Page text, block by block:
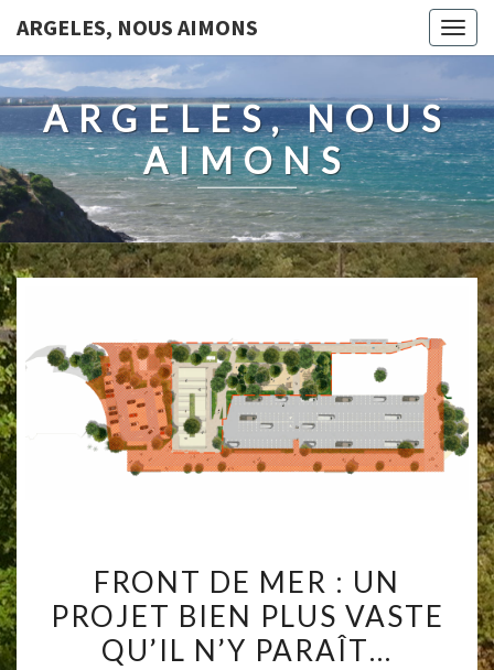
ARGELES, NOUS AIMONS
ARGELES, NOUS
AIMONS
DE
MER
FRONT DE MER : UN
PROJET BIEN PLUS VASTE
QU’IL N’Y PARAÎT…